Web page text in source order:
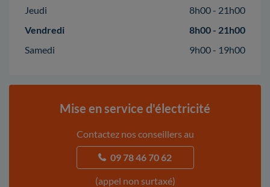
Jeudi
8h00 - 21h00
Vendredi
8h00 - 21h00
Samedi
9h00 - 19h00
Mise en service d'électricité
Contactez nos conseillers au
09 78 46 70 62
(appel non surtaxé)